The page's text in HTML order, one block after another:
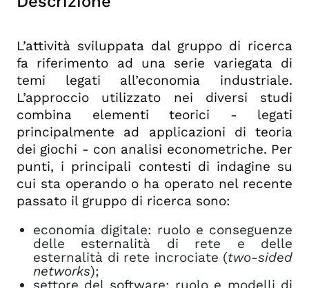
L’attività sviluppata dal gruppo di ricerca
fa riferimento ad una serie variegata di
temi legati all’economia industriale.
L’approccio utilizzato nei diversi studi
combina elementi teorici - legati
principalmente ad applicazioni di teoria
dei giochi - con analisi econometriche. Per
punti, i principali contesti di indagine su
cui sta operando o ha operato nel recente
passato il gruppo di ricerca sono:
economia digitale: ruolo e conseguenze
delle esternalità di rete e delle
esternalità di rete incrociate (two-sided
networks);